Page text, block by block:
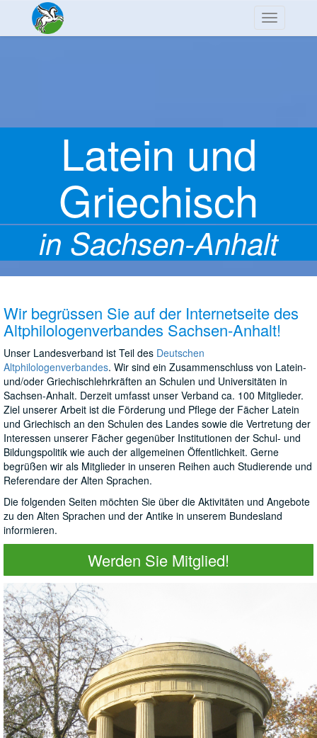
Navigation
Latein und
Griechisch
in Sachsen-Anhalt
Wir begrüssen Sie auf der Internetseite des
Altphilologenverbandes Sachsen-Anhalt!
Unser Landesverband ist Teil des Deutschen
Altphilologenverbandes. Wir sind ein Zusammenschluss von Latein-
und/oder Griechischlehrkräften an Schulen und Universitäten in
Sachsen-Anhalt. Derzeit umfasst unser Verband ca. 100 Mitglieder.
Ziel unserer Arbeit ist die Förderung und Pflege der Fächer Latein
und Griechisch an den Schulen des Landes sowie die Vertretung der
Interessen unserer Fächer gegenüber Institutionen der Schul- und
Bildungspolitik wie auch der allgemeinen Öffentlichkeit. Gerne
begrüßen wir als Mitglieder in unseren Reihen auch Studierende und
Referendare der Alten Sprachen.
Die folgenden Seiten möchten Sie über die Aktivitäten und Angebote
zu den Alten Sprachen und der Antike in unserem Bundesland
informieren.
Werden Sie Mitglied!